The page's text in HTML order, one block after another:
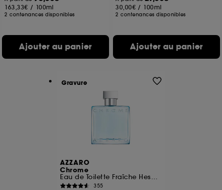
163,33€ / 100ml
2 contenances disponibles
Ajouter au panier
30,00€ / 100ml
2 contenances disponibles
Ajouter au panier
AZZARO
Chrome
Eau de Toilette Fraîche Hespéridée
355
Gravure